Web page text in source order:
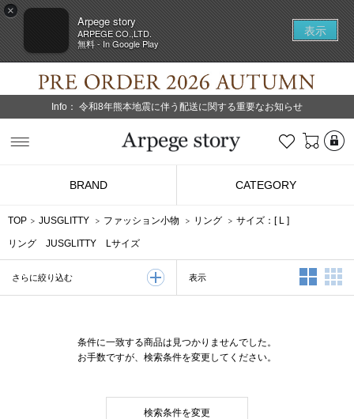
×
Arpege story
ARPEGE CO.,LTD.
無料 - In Google Play
表示
Info： 令和8年熊本地震に伴う配送に関する重要なお知らせ
お気に入り
BRAND CATEGORY
TOP JUSGLITTY ファッション小物 リング サイズ：[ L ]
リング JUSGLITTY Lサイズ
さらに絞り込む 表示 2列表示
条件に一致する商品は見つかりませんでした。
お手数ですが、検索条件を変更してください。
検索条件を変更